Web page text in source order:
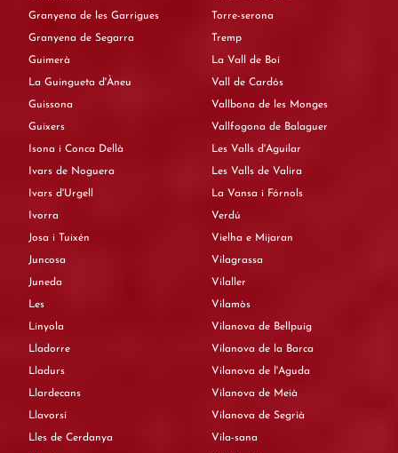
Granyena de les Garrigues
Granyena de Segarra
Guimerà
La Guingueta d'Àneu
Guissona
Guixers
Isona i Conca Dellà
Ivars de Noguera
Ivars d'Urgell
Ivorra
Josa i Tuixén
Juncosa
Juneda
Les
Linyola
Lladorre
Lladurs
Llardecans
Llavorsí
Lles de Cerdanya
Torre-serona
Tremp
La Vall de Boí
Vall de Cardós
Vallbona de les Monges
Vallfogona de Balaguer
Les Valls d'Aguilar
Les Valls de Valira
La Vansa i Fórnols
Verdú
Vielha e Mijaran
Vilagrassa
Vilaller
Vilamòs
Vilanova de Bellpuig
Vilanova de la Barca
Vilanova de l'Aguda
Vilanova de Meià
Vilanova de Segrià
Vila-sana